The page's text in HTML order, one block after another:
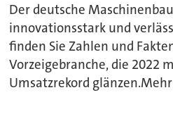
Der deutsche
innovationsstark und
finden Sie Zahlen und
Vorzeigebranche, die 2022
Umsatzrekord